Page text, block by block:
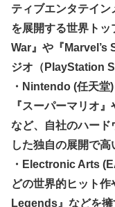
ティブエンタテイ
を展開する世界ト
War』や『Marvel’s
ジオ（PlayStation
・Nintendo (任天堂
『スーパーマリオ
など、自社のハード
した独自の展開で高
・Electronic Arts
どの世界的ヒット
Legends』などを